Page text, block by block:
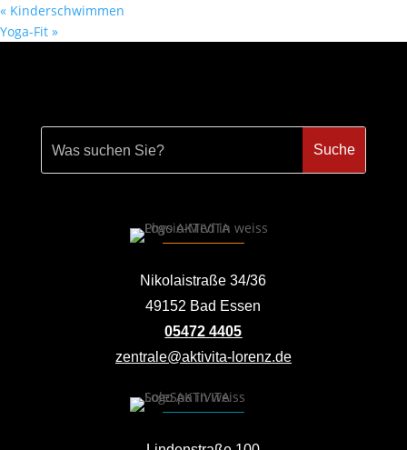
« Kinderschwimmen
Yoga-Fit »
Nikolaistraße 34/36
49152 Bad Essen
05472 4405
zentrale@aktivita-lorenz.de